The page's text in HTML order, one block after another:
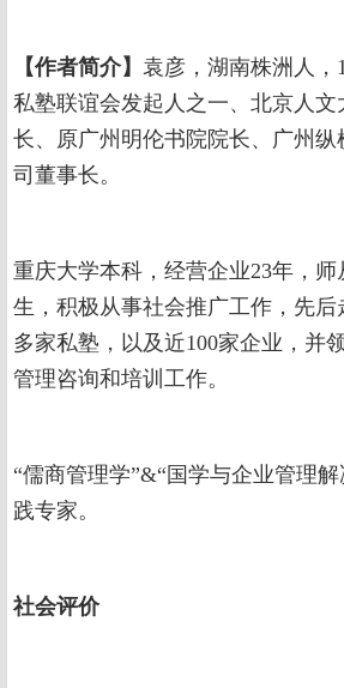
【作者简介】 袁彦，湖南株洲人，
私塾联谊会发起人之一、北京人
长、原广州明伦书院院长、广州纵
司董事长。
重庆大学本科，经营企业23年，
生，积极从事社会推广工作，先后
多家私塾，以及近100家企业，并
管理咨询和培训工作。
“儒商管理学”&“国学与企业管理
践专家。
社会评价